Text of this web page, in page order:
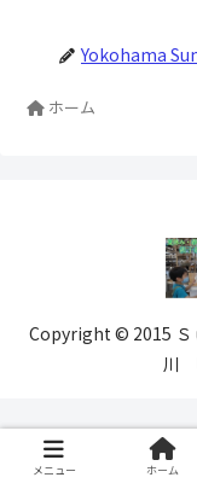
Yokohama
ホーム
Copyright © 2015
川
メニュー ホーム